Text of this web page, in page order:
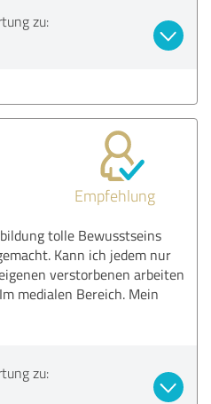
zu:
Empfehlung
tolle Bewusstseins
Kann ich jedem nur
verstorbenen arbeiten
medialen Bereich. Mein
zu: